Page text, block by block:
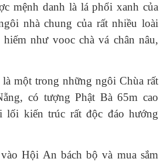
mệnh danh là lá phổi xanh của
nhà chung của rất nhiều loài
như vooc chà vá chân nâu,
một trong những ngôi Chùa rất
có tượng Phật Bà 65m cao
lối kiến trúc rất độc đáo hướng
Hội An bách bộ và mua sắm